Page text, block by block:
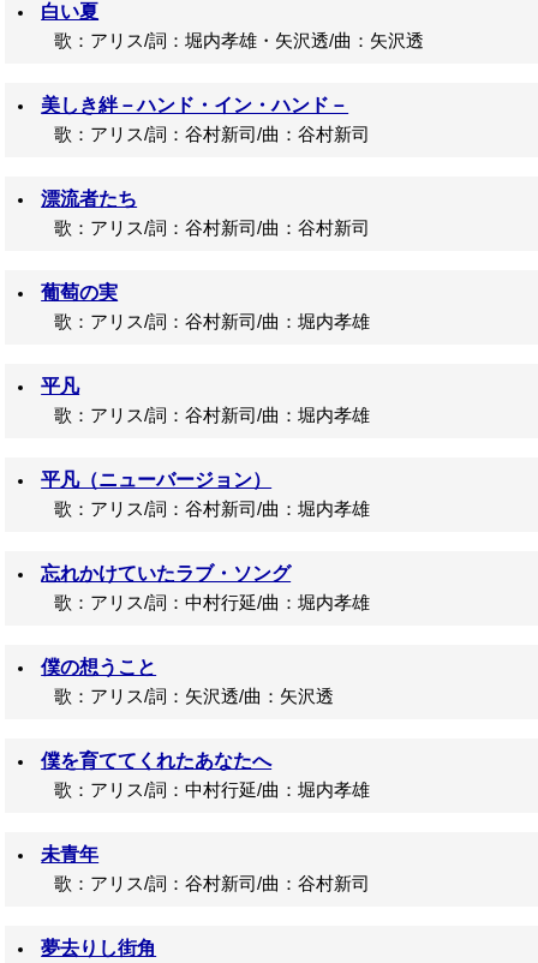
白い夏
歌：アリス/詞：堀内孝雄・矢沢透/曲：矢沢透
美しき絆－ハンド・イン・ハンド－
歌：アリス/詞：谷村新司/曲：谷村新司
漂流者たち
歌：アリス/詞：谷村新司/曲：谷村新司
葡萄の実
歌：アリス/詞：谷村新司/曲：堀内孝雄
平凡
歌：アリス/詞：谷村新司/曲：堀内孝雄
平凡（ニューバージョン）
歌：アリス/詞：谷村新司/曲：堀内孝雄
忘れかけていたラブ・ソング
歌：アリス/詞：中村行延/曲：堀内孝雄
僕の想うこと
歌：アリス/詞：矢沢透/曲：矢沢透
僕を育ててくれたあなたへ
歌：アリス/詞：中村行延/曲：堀内孝雄
未青年
歌：アリス/詞：谷村新司/曲：谷村新司
夢去りし街角